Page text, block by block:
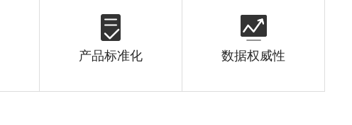
产品标准化 数据权威性